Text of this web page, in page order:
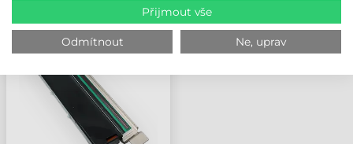
SADA, Z TISKOVÉ HLAVY
300 DPI NA 203 DPI,
ZT111, ZT211, ZT231, ZT231R
Přijmout vše
Odmítnout Ne, uprav